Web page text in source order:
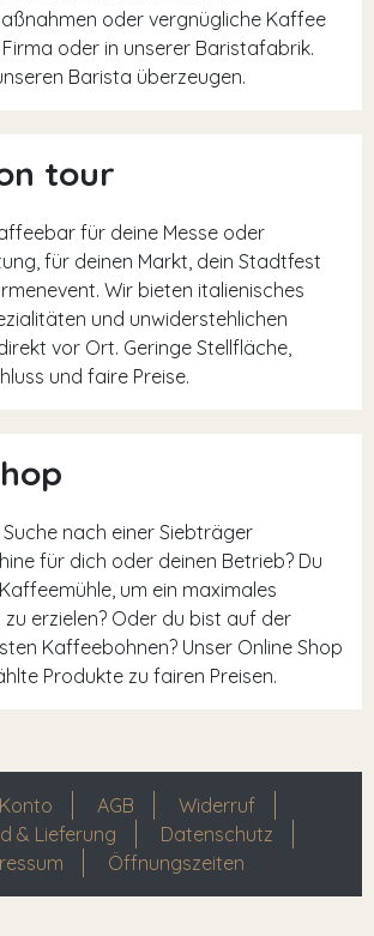
oder vergnügliche Kaffee
oder in unserer Baristafabrik.
Barista überzeugen.
tour
für deine Messe oder
für deinen Markt, dein Stadtfest
Wir bieten italienisches
und unwiderstehlichen
vor Ort. Geringe Stellfläche,
und faire Preise.
nach einer Siebträger
für dich oder deinen Betrieb? Du
um ein maximales
zu erzielen? Oder du bist auf der
Kaffeebohnen? Unser Online Shop
Produkte zu fairen Preisen.
AGB
Widerruf
& Lieferung
Datenschutz
Öffnungszeiten